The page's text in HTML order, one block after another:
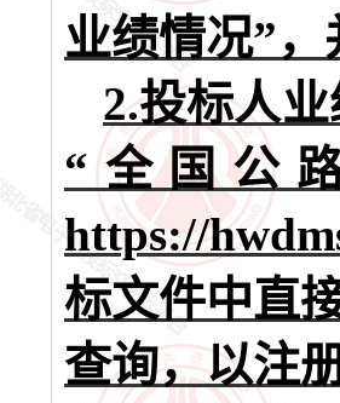
业绩情况”
2.投标人
“全国公
https://
标文件中直
查询，以注